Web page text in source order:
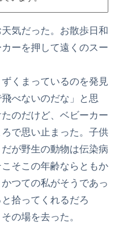
気だった。お散歩日和
ーを押して遠くのスー
くまっているのを発見
べないのだな」と思
のだけど、ベビーカー
で思い止まった。子供
が野生の動物は伝染病
そこの年齢ならともか
つての私がそうであっ
拾ってくれるだろ
の場を去った。